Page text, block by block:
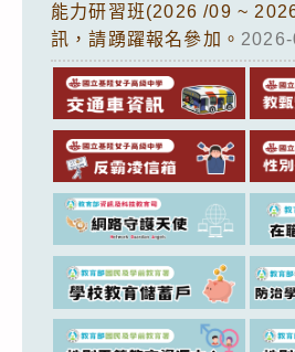
能力研習班(2026 /09 ~
訊，請踴躍報名參加。